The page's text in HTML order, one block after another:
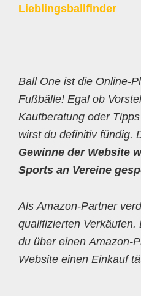
Lieblingsballfinder
Ball One ist die Online-
Fußbälle! Egal ob
Kaufberatung oder
wirst du definitiv fündig.
Gewinne der Website
Sports an Vereine
Als Amazon-Partner
qualifizierten
du über einen Amazon-
Website einen Einkauf